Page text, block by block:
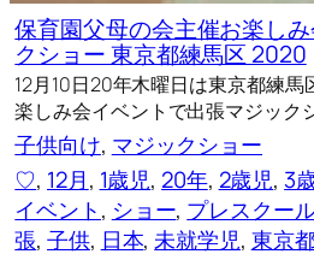
保育園父母の会主催お楽し
クショー 東京都練馬区 2020
12月10日20年木曜日は東京都練
楽しみ会イベントで出張マジック
子供向け, マジックショー
♡, 12月, 1歳児, 20年, 2歳児, 3
イベント, ショー, プレスクー
張, 子供, 日本, 未就学児, 東京